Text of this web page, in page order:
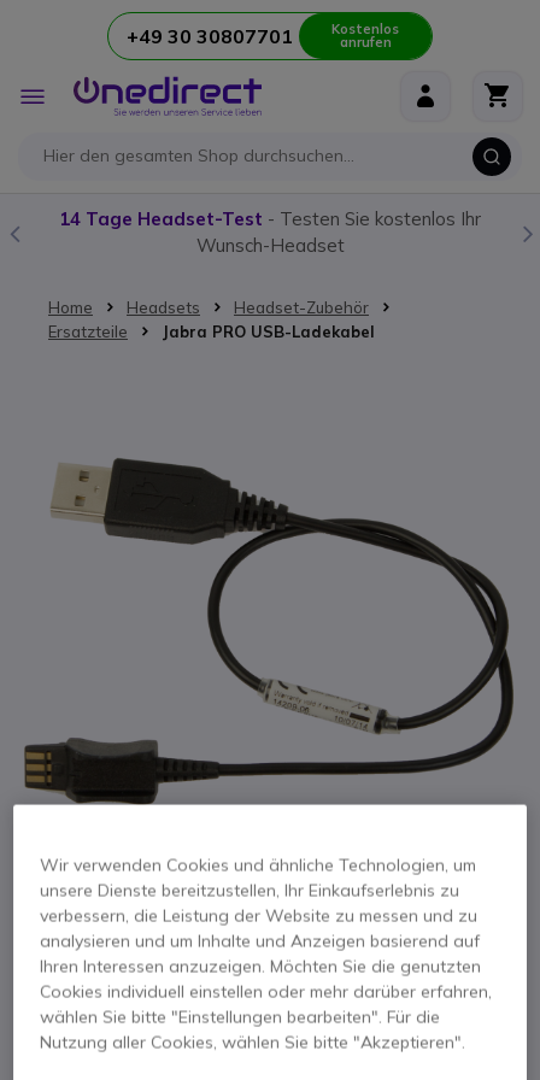
Zum Inhalt springen+49 30 30807701 Kostenlos
anrufen
Navigation
umschalten
14 Tage Headset-Test - Testen Sie kostenlos Ihr
Wunsch-Headset
Home Headsets
Headset-Zubehör
Ersatzteile
Jabra PRO USB-Ladekabel
Jabra PRO USB-
Ladekabel
Produkt-Referenz: GNREMCH // Hersteller-Referenz: 14209-06
Zum Anfang der Bildgalerie springen
Wir verwenden Cookies und ähnliche Technologien, um
unsere Dienste bereitzustellen, Ihr Einkaufserlebnis zu
verbessern, die Leistung der Website zu messen und zu
analysieren und um Inhalte und Anzeigen basierend auf
Ihren Interessen anzuzeigen. Möchten Sie die genutzten
Cookies individuell einstellen oder mehr darüber erfahren,
wählen Sie bitte "Einstellungen bearbeiten". Für die
Nutzung aller Cookies, wählen Sie bitte "Akzeptieren".